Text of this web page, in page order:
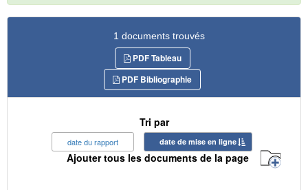
1 documents trouvés
PDF Tableau
PDF Bibliographie
Tri par
date du rapport date de mise en ligne
Ajouter tous les documents de la page